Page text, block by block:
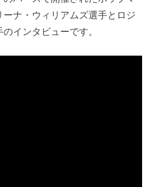
ーナ・ウィリアムズ選手とロジ
インタビューです。